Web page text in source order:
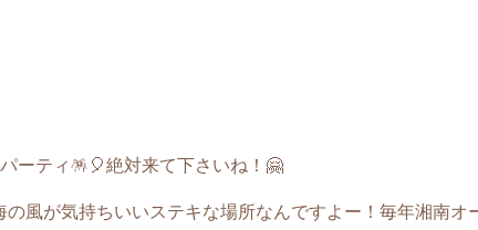
ーティ🪅🎈絶対来て下さいね！🤗
風が気持ちいいステキな場所なんですよー！毎年湘南